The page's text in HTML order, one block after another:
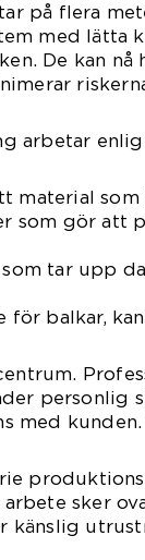
på flera
med lätta
De kan
arbetar
material
som gör att
tar upp
för balkar,
personlig
med
arbete sker
känslig